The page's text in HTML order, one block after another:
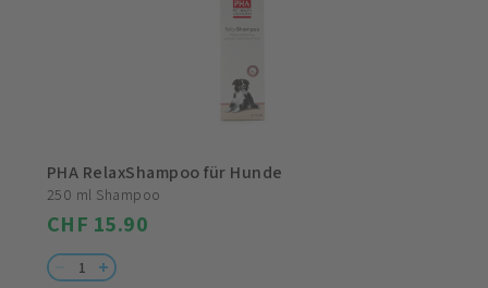
PHA RelaxShampoo für Hunde
250 ml Shampoo
CHF 15.90